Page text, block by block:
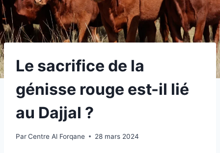
Le sacrifice de la
génisse rouge est-il lié
au Dajjal ?
ParCentre Al Forqane 28 mars 2024